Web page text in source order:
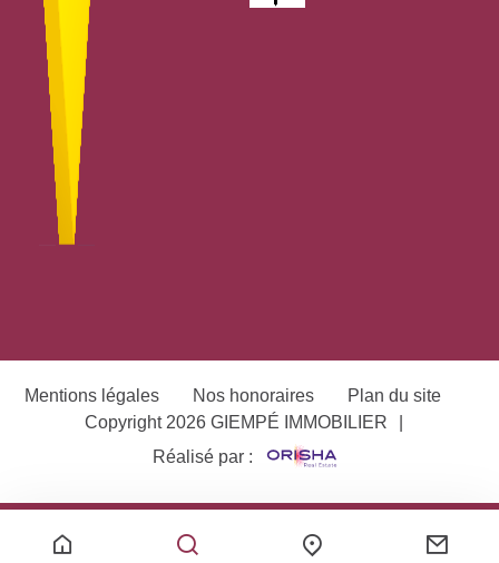
Mentions légales Nos honoraires
Plan du site
Copyright 2026 GIEMPÉ IMMOBILIER
Réalisé par :